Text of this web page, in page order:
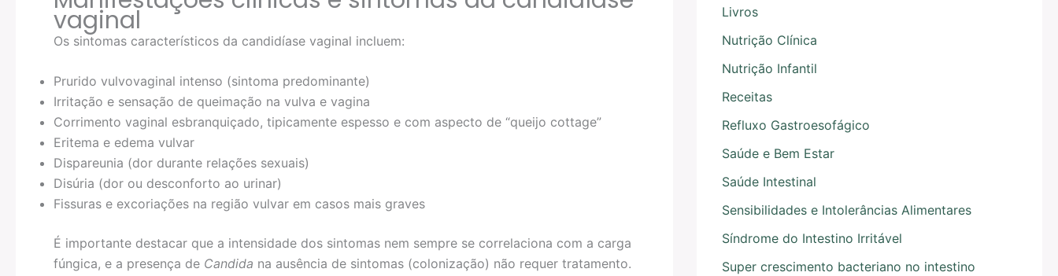
vaginal
Os sintomas característicos da candidíase vaginal incluem:
Prurido vulvovaginal intenso (sintoma predominante)
Irritação e sensação de queimação na vulva e vagina
Corrimento vaginal esbranquiçado, tipicamente espesso e com aspecto de “queijo cottage”
Eritema e edema vulvar
Dispareunia (dor durante relações sexuais)
Disúria (dor ou desconforto ao urinar)
Fissuras e excoriações na região vulvar em casos mais graves
É importante destacar que a intensidade dos sintomas nem sempre se correlaciona com a carga
fúngica, e a presença de Candida na ausência de sintomas (colonização) não requer tratamento.
Livros
Nutrição Clínica
Nutrição Infantil
Receitas
Refluxo Gastroesofágico
Saúde e Bem Estar
Saúde Intestinal
Sensibilidades e Intolerâncias Alimentares
Síndrome do Intestino Irritável
Super crescimento bacteriano no intestino